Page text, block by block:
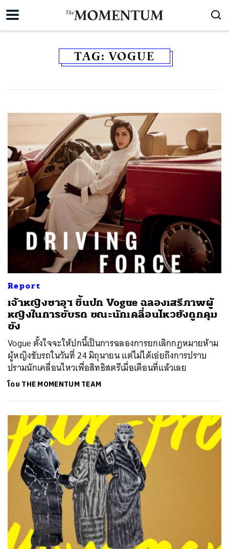
TAG:VOGUE
Report
เจ้าหญิงซาอุฯ ขึ้นปก Vogue ฉลองเสรีภาพผู้
หญิงในการขับรถ ขณะนักเคลื่อนไหวยังถูกคุม
ขัง
Vogue ตั้งใจจะให้ปกนี้เป็นการฉลองการยกเลิกกฎหมายห้าม
ผู้หญิงขับรถในวันที่ 24 มิถุนายน แต่ไม่ได้เอ่ยถึงการปราบ
ปรามนักเคลื่อนไหวเพื่อสิทธิสตรีเมื่อเดือนที่แล้วเลย
โดย THE MOMENTUM TEAM
ค้นหา